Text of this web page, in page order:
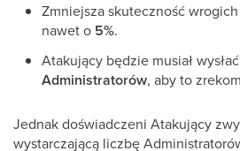
Zmniejsza skuteczność
nawet o 5%.
Atakujący będzie musiał wysłać
Administratorów, aby to
Jednak doświadczeni Atakujący
wystarczającą liczbę